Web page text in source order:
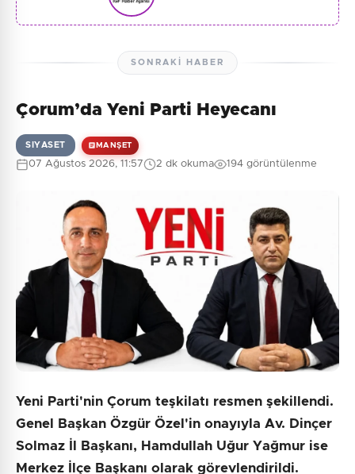
SONRAKI HABER
Çorum’da Yeni Parti Heyecanı
SIYASET MANŞET
07 Ağustos 2026, 11:57 2 dk okuma 194 görüntülenme
Yeni Parti'nin Çorum teşkilatı resmen şekillendi.
Genel Başkan Özgür Özel'in onayıyla Av. Dinçer
Solmaz İl Başkanı, Hamdullah Uğur Yağmur ise
Merkez İlçe Başkanı olarak görevlendirildi.